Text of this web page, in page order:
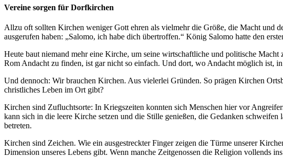
Vereine sorgen für Dorfkirchen
Allzu oft sollten Kirchen weniger Gott ehren als vielmehr die Größe, die Macht und
ausgerufen haben: „Salomo, ich habe dich übertroffen.“ König Salomo hatte den
Heute baut niemand mehr eine Kirche, um seine wirtschaftliche und politische
Rom Andacht zu finden, ist gar nicht so einfach. Und dort, wo Andacht möglich ist,
Und dennoch: Wir brauchen Kirchen. Aus vielerlei Gründen. So prägen Kirchen
christliches Leben im Ort gibt?
Kirchen sind Zufluchtsorte: In Kriegszeiten konnten sich Menschen hier vor
kann sich in die leere Kirche setzen und die Stille genießen, die Gedanken
betreten.
Kirchen sind Zeichen. Wie ein ausgestreckter Finger zeigen die Türme unserer
Dimension unseres Lebens gibt. Wenn manche Zeitgenossen die Religion vollends